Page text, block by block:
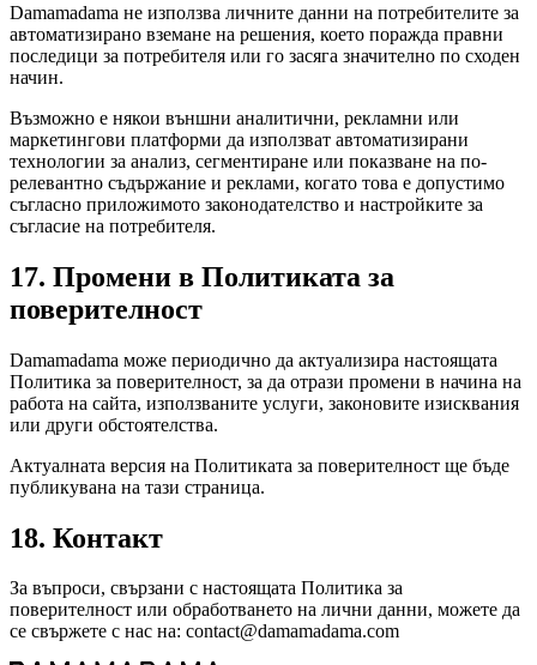
Damamadama не използва личните данни на потребителите за
автоматизирано вземане на решения, което поражда правни
последици за потребителя или го засяга значително по сходен
начин.
Възможно е някои външни аналитични, рекламни или
маркетингови платформи да използват автоматизирани
технологии за анализ, сегментиране или показване на по-
релевантно съдържание и реклами, когато това е допустимо
съгласно приложимото законодателство и настройките за
съгласие на потребителя.
17. Промени в Политиката за
поверителност
Damamadama може периодично да актуализира настоящата
Политика за поверителност, за да отрази промени в начина на
работа на сайта, използваните услуги, законовите изисквания
или други обстоятелства.
Актуалната версия на Политиката за поверителност ще бъде
публикувана на тази страница.
18. Контакт
За въпроси, свързани с настоящата Политика за
поверителност или обработването на лични данни, можете да
се свържете с нас на: contact@damamadama.com